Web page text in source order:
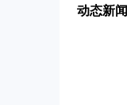
动态新闻